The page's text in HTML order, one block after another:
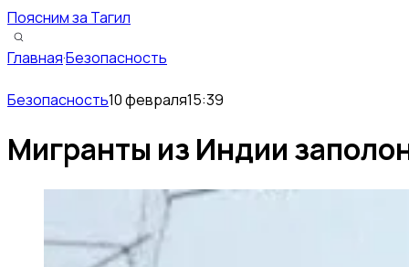
Поясним за Тагил
Главная·Безопасность
Безопасность10 февраля15:39
Мигранты из Индии